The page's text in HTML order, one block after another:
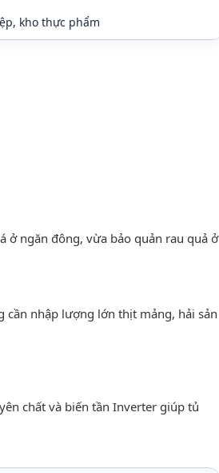
kho thực phẩm
ở ngăn đông, vừa bảo quản rau quả ở
cần nhập lượng lớn thịt mảng, hải sản
chất và biến tần Inverter giúp tủ